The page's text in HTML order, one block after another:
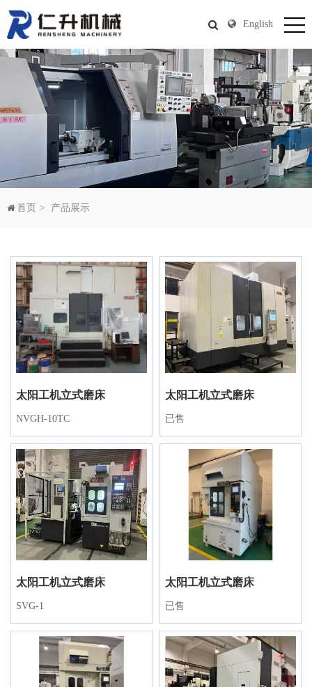
English
首页 产品展示
太阳工机立式磨床
NVGH-10TC
太阳工机立式磨床
已售
太阳工机立式磨床
SVG-1
太阳工机立式磨床
已售